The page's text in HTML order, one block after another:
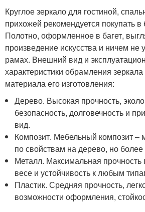
Круглое зеркало для гостиной,
прихожей рекомендуется покупать в
Полотно, оформленное в багет,
произведение искусства и ничем не
рамах. Внешний вид и
характеристики обрамления зеркала
материала его изготовления:
Дерево. Высокая прочность,
безопасность, долговечность и
вид.
Композит. Мебельный композит –
по свойствам на дерево, но
Металл. Максимальная
весе и устойчивость к любым
Пластик. Средняя прочность,
возможности оформления,